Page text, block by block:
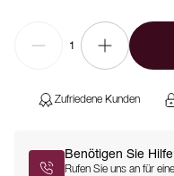
1
Zufriedene Kunden
Benötigen Sie
Rufen Sie uns an für